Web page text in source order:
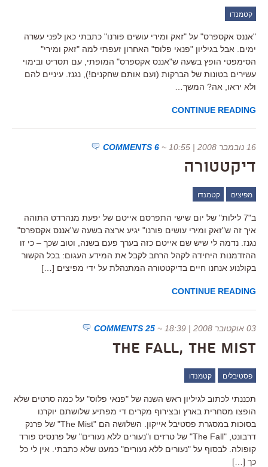
קטמנדו
"אננס אקספרס" על "זאק ומירי עושים פורנו" כתבתי כאן לפני עשרה
ימים. אבל בגיליון "פנאי פלוס" האחרון זעפתי למה "זאק ומירי"
הסימפטי הופץ בשעה ש"אננס אקספרס" המופתי, עם תסריט ובימוי
עשירים בטונות של הברקות (ועם אותם שחקנים!), נגנז. עיניים להם
ולא יראו, אה? המשך…
CONTINUE READING
16 נובמבר 2008 | 10:55 ~
6 COMMENTS
דיקטטורה
מפיצים קטמנדו
ב"7 לילות" של יום שישי התפרסם אייטם של יפעת מנהרדט התוהה
איך זה ש"זאק ומירי עושים פורנו" יגיע ארצה בשעה ש"אננס אקספרס"
נגנז. נדמה לי שיש שם אייטם כזה בערך פעם בשנה, וטוב שכך – כי זו
ההזדמנות היחידה לקהל הרחב לקבל את המידע העגום: בכל הקשור
בקולנוע אנחנו חיים בדיקטטורה המתנהלת על ידי מפיצים […]
CONTINUE READING
03 אוקטובר 2008 | 18:39 ~
25 COMMENTS
The Fall, The Mist
פסטיבלים קטמנדו
תכננתי לכתוב לגיליון ראש השנה של "פנאי פלוס" על כמה סרטים שלא
הופצו מסחרית בארץ ובצירוף מקרים די מפתיע שלושתם יוקרנו
בסוכות במסגרת פסטיבל אייקון. השלושה הם "The Mist" של פרנק
דרבונט, "The Fall" של טרזים ו"נעורים ללא נעורים" של פרנסיס פורד
קופולה. לבסוף על "נעורים ללא נעורים" כמעט שלא כתבתי. אין לי כל
כך […]